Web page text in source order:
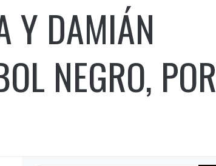
Y DAMIÁN
NEGRO, POR